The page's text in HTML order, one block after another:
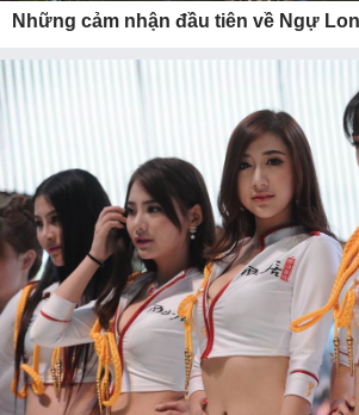
Những cảm nhận đầu tiên về Ngự